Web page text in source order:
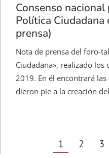
Consenso
Política Ciudadana
prensa)
Nota de prensa del foro-
Ciudadana», realizado
2019. En él encontrará
dieron pie a la creación
1 2 3